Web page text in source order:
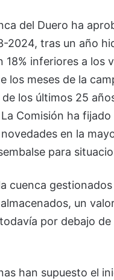
del Duero ha
2024, tras un año
inferiores a los
los meses de la
los últimos 25
Comisión ha
en la
para
cuenca
un
por debajo
han supuesto el